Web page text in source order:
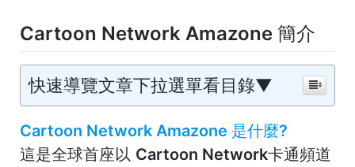
Cartoon Network Amazone 簡介
快速導覽文章下拉選單看目錄▼
Cartoon Network Amazone 是什麼?
這是全球首座以 Cartoon Network卡通頻道